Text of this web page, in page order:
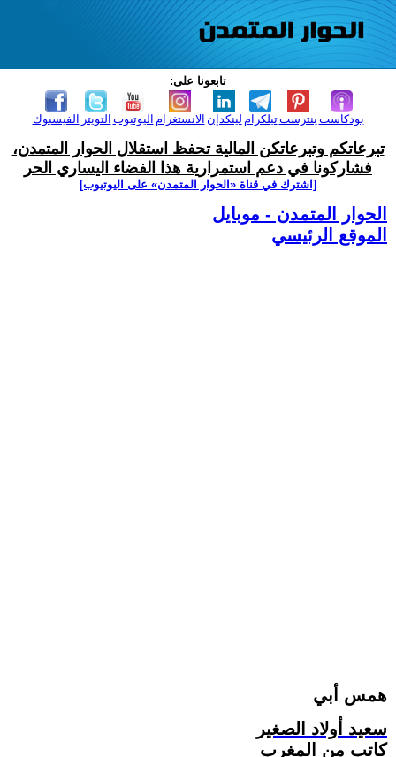
تابعونا على:
الفيسبوك التويتر اليوتيوب الانستغرام لينكدإن تيلكرامبنترست بودكاست
تبرعاتكم وتبرعاتكن المالية تحفظ استقلال الحوار المتمدن،
فشاركونا في دعم استمرارية هذا الفضاء اليساري الحر
[اشترك في قناة ‫«الحوار المتمدن» على اليوتيوب]
الحوار المتمدن - موبايل
الموقع الرئيسي
همس أبي
سعيد أولاد الصغير
كاتب من المغرب